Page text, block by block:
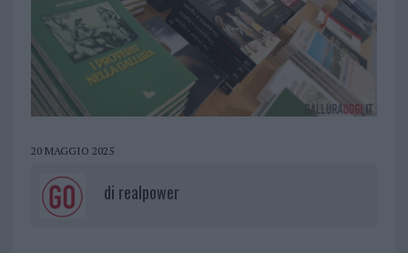
20 MAGGIO 2025
di realpower